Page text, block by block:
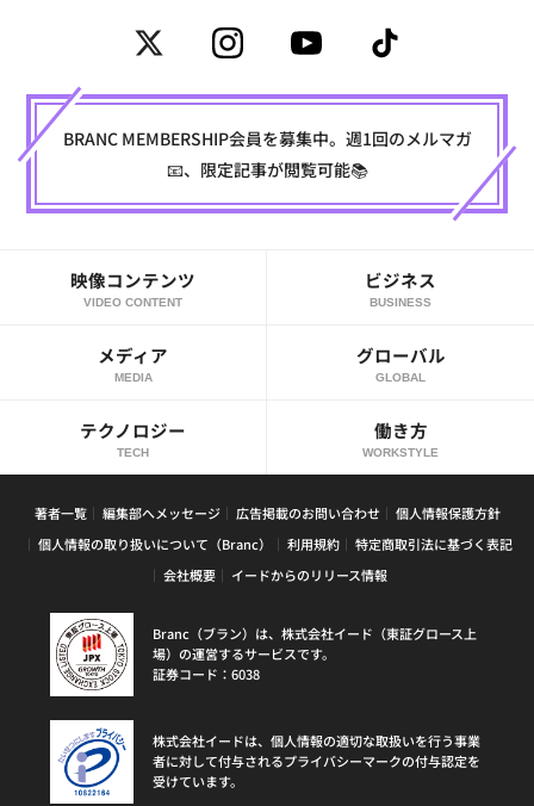
BRANC MEMBERSHIP会員を募集中。週1回のメルマガ
📧、限定記事が閲覧可能📚
映像コンテンツ
VIDEO CONTENT
ビジネス
BUSINESS
メディア
MEDIA
グローバル
GLOBAL
テクノロジー
TECH
働き方
WORKSTYLE
著者一覧 編集部へメッセージ 広告掲載のお問い合わせ
個人情報保護方針
個人情報の取り扱いについて（Branc）
利用規約
特定商取引法に基づく表記
会社概要
イードからのリリース情報
Branc（ブラン）は、株式会社イード（東証グロース上
場）の運営するサービスです。
証券コード：6038
株式会社イードは、個人情報の適切な取扱いを行う事業
者に対して付与されるプライバシーマークの付与認定を
受けています。